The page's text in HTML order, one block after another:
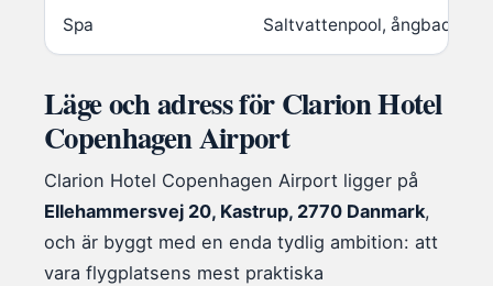
Spa Saltvattenpool, ångbad,
Läge och adress för Clarion Hotel
Copenhagen Airport
Clarion Hotel Copenhagen Airport ligger på
Ellehammersvej 20, Kastrup, 2770 Danmark,
och är byggt med en enda tydlig ambition: att
vara flygplatsens mest praktiska